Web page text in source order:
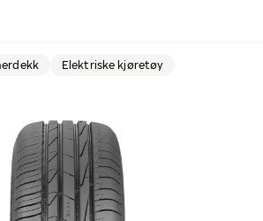
Elektriske kjøretøy